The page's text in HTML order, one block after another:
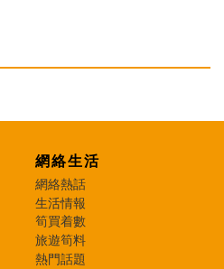
網絡生活
網絡熱話
生活情報
筍買着數
旅遊筍料
熱門話題